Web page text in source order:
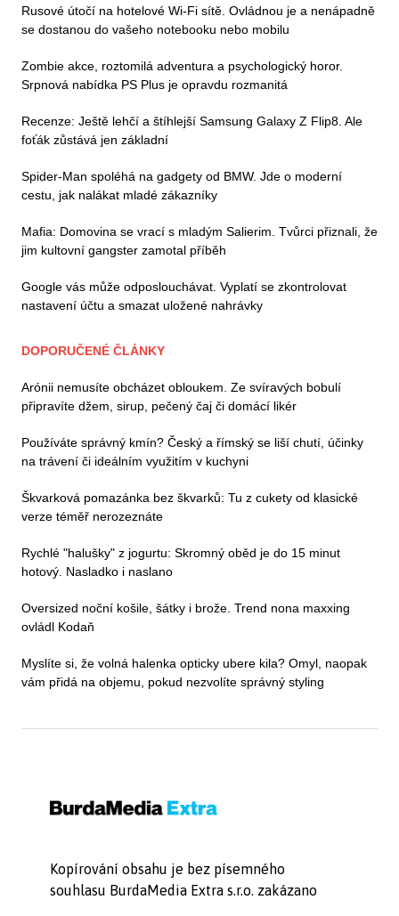
Rusové útočí na hotelové Wi-Fi sítě. Ovládnou je a nenápadně
se dostanou do vašeho notebooku nebo mobilu
Zombie akce, roztomilá adventura a psychologický horor.
Srpnová nabídka PS Plus je opravdu rozmanitá
Recenze: Ještě lehčí a štíhlejší Samsung Galaxy Z Flip8. Ale
foťák zůstává jen základní
Spider-Man spoléhá na gadgety od BMW. Jde o moderní
cestu, jak nalákat mladé zákazníky
Mafia: Domovina se vrací s mladým Salierim. Tvůrci přiznali, že
jim kultovní gangster zamotal příběh
Google vás může odposlouchávat. Vyplatí se zkontrolovat
nastavení účtu a smazat uložené nahrávky
DOPORUČENÉ ČLÁNKY
Arónii nemusíte obcházet obloukem. Ze svíravých bobulí
připravíte džem, sirup, pečený čaj či domácí likér
Používáte správný kmín? Český a římský se liší chutí, účinky
na trávení či ideálním využitím v kuchyni
Škvarková pomazánka bez škvarků: Tu z cukety od klasické
verze téměř nerozeznáte
Rychlé "halušky" z jogurtu: Skromný oběd je do 15 minut
hotový. Nasladko i naslano
Oversized noční košile, šátky i brože. Trend nona maxxing
ovládl Kodaň
Myslíte si, že volná halenka opticky ubere kila? Omyl, naopak
vám přidá na objemu, pokud nezvolíte správný styling
Kopírování obsahu je bez písemného
souhlasu BurdaMedia Extra s.r.o. zakázano